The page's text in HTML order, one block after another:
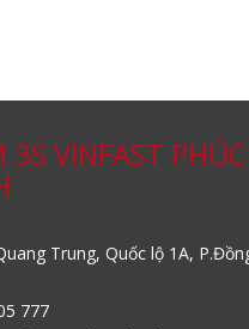
3S VINFAST
Trung, Quốc lộ 1A,
777